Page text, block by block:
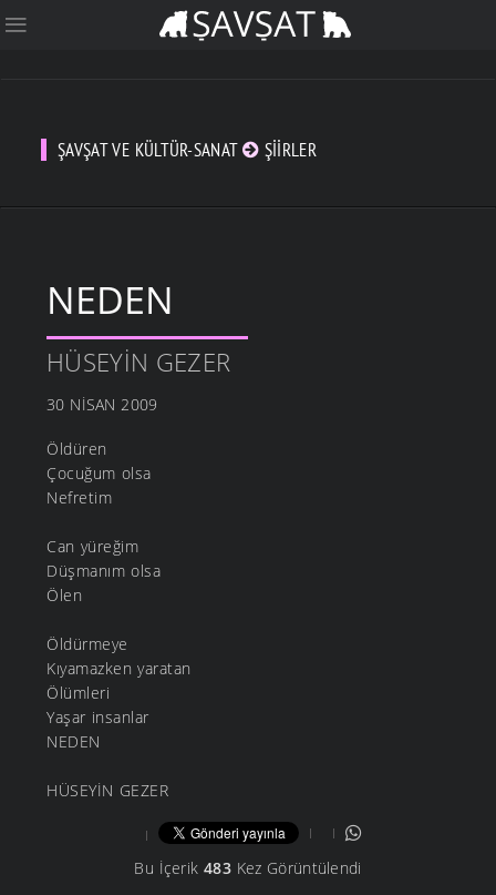
ŞAVŞAT VE KÜLTÜR-SANAT ŞIIRLER
NEDEN
HÜSEYIN GEZER
30 NISAN 2009
Öldüren
Çocuğum olsa
Nefretim
Can yüreğim
Düşmanım olsa
Ölen
Öldürmeye
Kıyamazken yaratan
Ölümleri
Yaşar insanlar
NEDEN
HÜSEYİN GEZER
Bu İçerik 483Kez Görüntülendi